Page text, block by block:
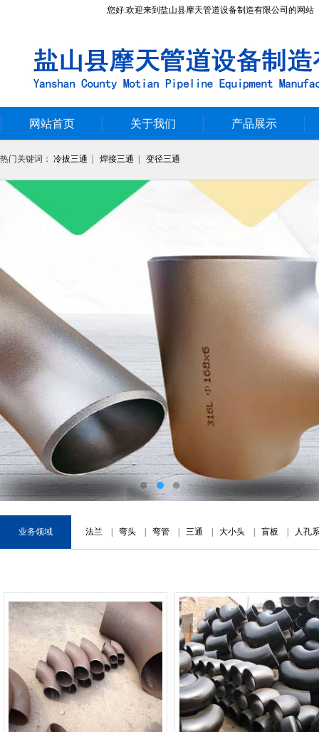
您好:欢迎来到盐山县摩天管道设备制造有限公司的网站
网站首页 关于我们 产品展示
热门关键词： 冷拔三通 焊接三通 变径三通
业务领域 法兰 弯头 弯管 三通 大小头 盲板 人孔